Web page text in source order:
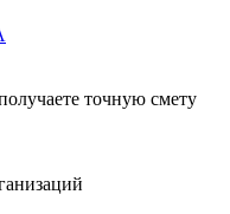
точную смету